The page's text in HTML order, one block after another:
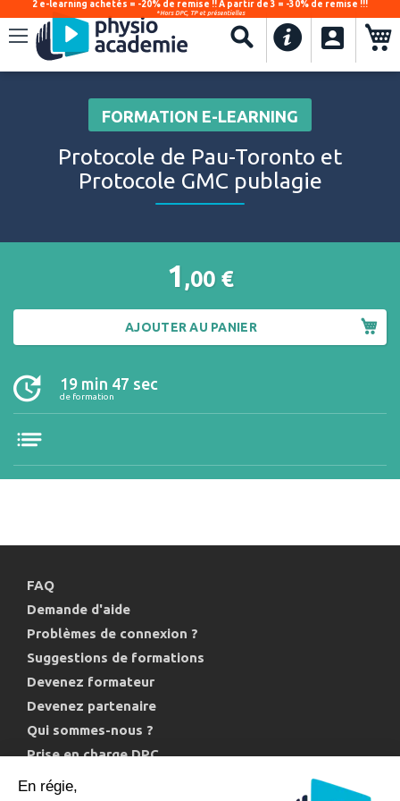
Recherche
2 e-learning achetés = -20% de remise !! À partir de 3 = -30% de remise !!!
*Hors DPC, TP et présentielles
.
FORMATION E-LEARNING
Protocole de Pau-Toronto et
Protocole GMC publagie
19 min 47 sec
de formation
1 ,00 €
AJOUTER AU PANIER
FAQ
Demande d'aide
Problèmes de connexion ?
Suggestions de formations
Devenez formateur
Devenez partenaire
Qui sommes-nous ?
Prise en charge DPC
Politique de confidentialité et cookies
En régie,